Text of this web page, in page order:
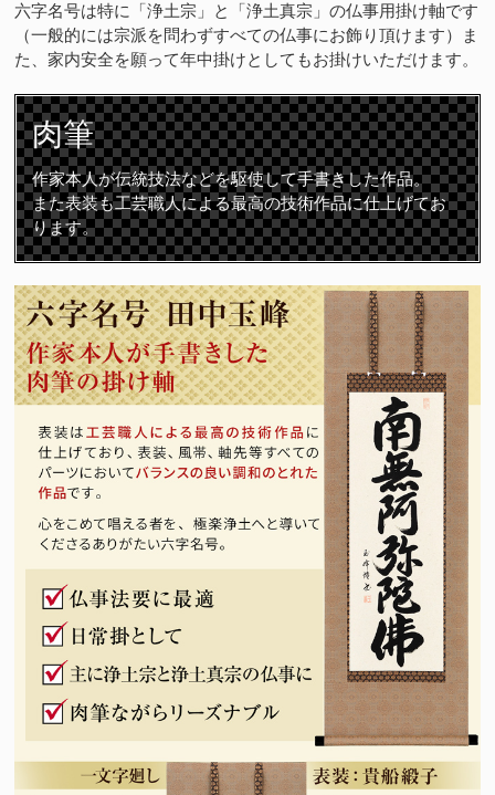
六字名号は特に「浄土宗」と「浄土真宗」の仏事用掛け軸です
（一般的には宗派を問わずすべての仏事にお飾り頂けます）ま
た、家内安全を願って年中掛けとしてもお掛けいただけます。
肉筆
作家本人が伝統技法などを駆使して手書きした作品。
また表装も工芸職人による最高の技術作品に仕上げてお
ります。